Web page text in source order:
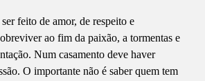
feito de amor, de respeito e
ao fim da paixão, a tormentas e
Num casamento deve haver
O importante não é saber quem tem